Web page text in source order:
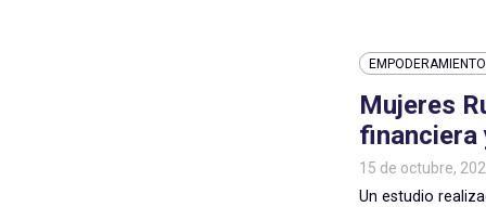
Mujeres
financiera
15 de octubre,
Un estudio